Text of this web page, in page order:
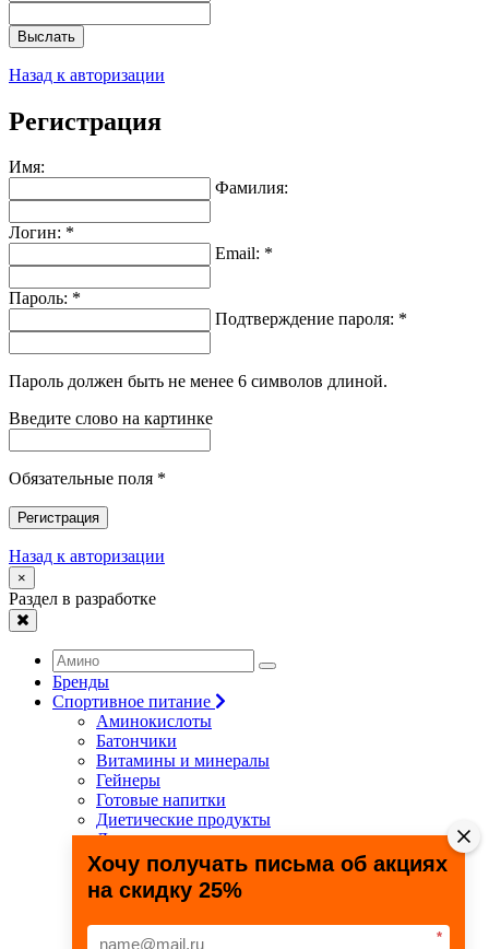
Выслать
Назад к авторизации
Регистрация
Имя:
Фамилия:
Логин: *
Email: *
Пароль: *
Подтверждение пароля: *
Пароль должен быть не менее 6 символов длиной.
Введите слово на картинке
Обязательные поля *
Регистрация
Назад к авторизации
×
Раздел в разработке
Бренды
Спортивное питание
Аминокислоты
Батончики
Витамины и минералы
Гейнеры
Готовые напитки
Диетические продукты
Для связок и суставов
Жиросжигатели
Здоровье и долголетие
Креатин
Специальные препараты
Хочу получать письма об акциях
на скидку 25%
*